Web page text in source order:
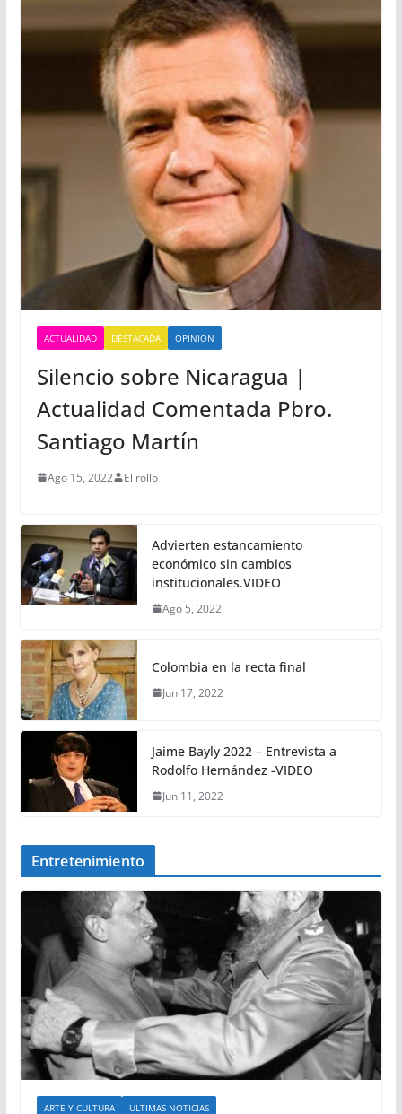
ACTUALIDAD DESTACADA OPINION
Silencio sobre Nicaragua |
Actualidad Comentada Pbro.
Santiago Martín
Ago 15, 2022 El rollo
Advierten estancamiento
económico sin cambios
institucionales.VIDEO
Ago 5, 2022
Colombia en la recta final
Jun 17, 2022
Jaime Bayly 2022 – Entrevista a
Rodolfo Hernández -VIDEO
Jun 11, 2022
Entretenimiento
ARTE Y CULTURA ULTIMAS NOTICIAS